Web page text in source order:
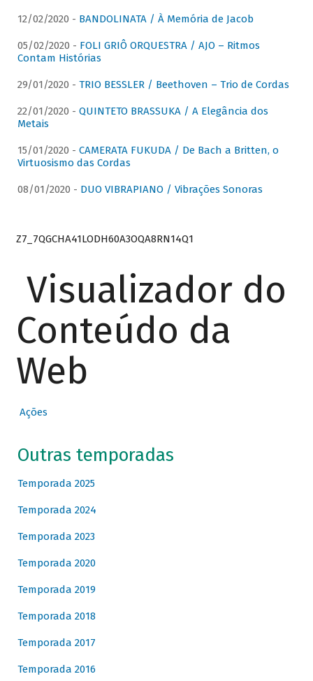
12/02/2020 - BANDOLINATA / À Memória de Jacob
05/02/2020 - FOLI GRIÔ ORQUESTRA / AJO – Ritmos
Contam Histórias
29/01/2020 - TRIO BESSLER / Beethoven – Trio de Cordas
22/01/2020 - QUINTETO BRASSUKA / A Elegância dos
Metais
15/01/2020 - CAMERATA FUKUDA / De Bach a Britten, o
Virtuosismo das Cordas
08/01/2020 - DUO VIBRAPIANO / Vibrações Sonoras
Z7_7QGCHA41LODH60A3OQA8RN14Q1
Visualizador do
Conteúdo da
Web
Ações
Outras temporadas
Temporada 2025
Temporada 2024
Temporada 2023
Temporada 2020
Temporada 2019
Temporada 2018
Temporada 2017
Temporada 2016